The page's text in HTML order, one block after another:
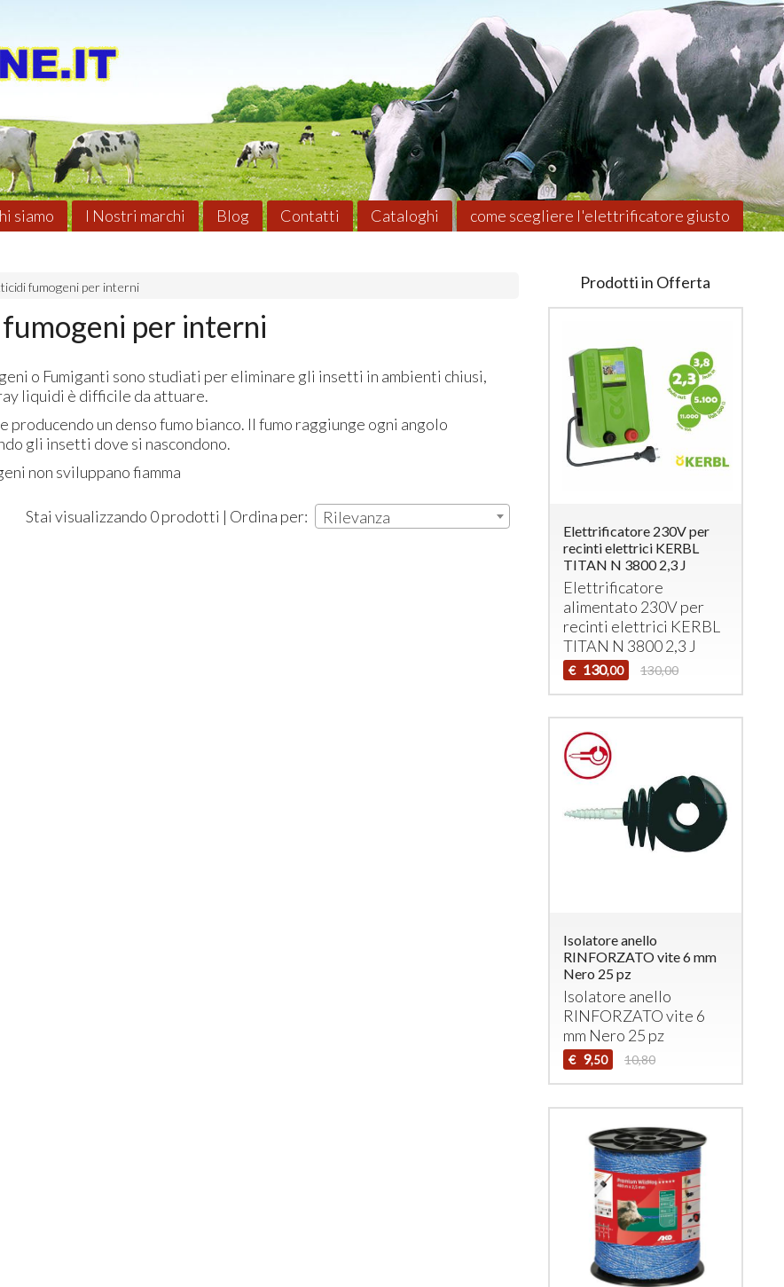
siamo I Nostri marchi Blog Contatti Cataloghi come scegliere l'elettrificatore giusto
fumogeni per interni
per interni
o Fumiganti sono studiati per eliminare gli insetti in ambienti chiusi,
liquidi è difficile da attuare.
producendo un denso fumo bianco. Il fumo raggiunge ogni angolo
gli insetti dove si nascondono.
non sviluppano fiamma
Stai visualizzando 0 prodotti | Ordina per: Rilevanza
Prodotti in Offerta
Elettrificatore 230V per
recinti elettrici KERBL
TITAN N 3800 2,3 J
Elettrificatore
alimentato 230V per
recinti elettrici KERBL
TITAN N 3800 2,3 J
€ 130,00 130,00
Isolatore anello
RINFORZATO vite 6 mm
Nero 25 pz
Isolatore anello
RINFORZATOvite 6
mm Nero 25 pz
€ 9,50 10,80